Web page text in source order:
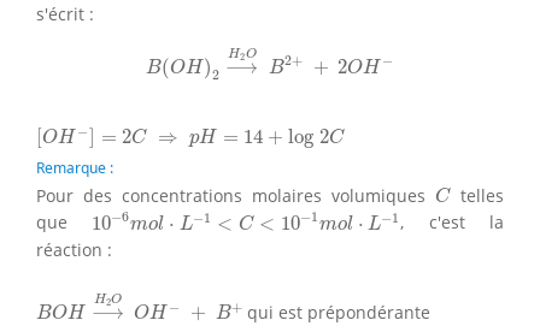
s'écrit :
B(OH)2
H2O
⟶ B2+ + 2OH −
⟶ H
OH − = 2C ⇒ pH = 14 + log 2C
[OH−] C⇒ H =14 log 2 C
Remarque :
Pour des concentrations molaires volumiques C
Ctelles
que 10−6mol ⋅ L−1 < C < 10−1 mol ⋅ L−1
10 −6mol⋅L−1<C<10−1m ol⋅L−1
, c'est la
réaction :
BOH
H2O
⟶ OH − + B+
⟶H
qui est prépondérante